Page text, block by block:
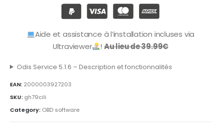
Aide et assistance à l’installation incluses via
Ultraviewer
! Au lieu de 39.99€
Odis Service 5.1.6 – Description et fonctionnalités
EAN: 2000003927203
SKU: gh79cili
Category: OBD software